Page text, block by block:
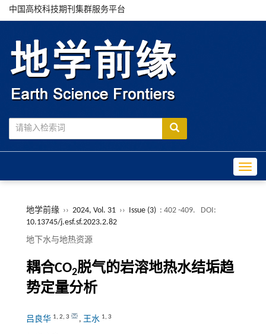
中国高校科技期刊集群服务平台
地学前缘 ›› 2024, Vol. 31 ›› Issue (3) : 402 -409.
DOI:
10.13745/j.esf.sf.2023.2.82
地下水与地热资源
耦合CO2脱气的岩溶地热水结垢趋
势定量分析
吕良华 1, 2, 3 , 王水 1, 3